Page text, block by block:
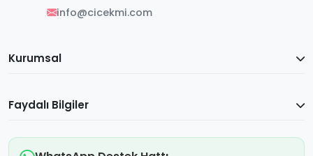
info@cicekmi.com
Kurumsal
Faydalı Bilgiler